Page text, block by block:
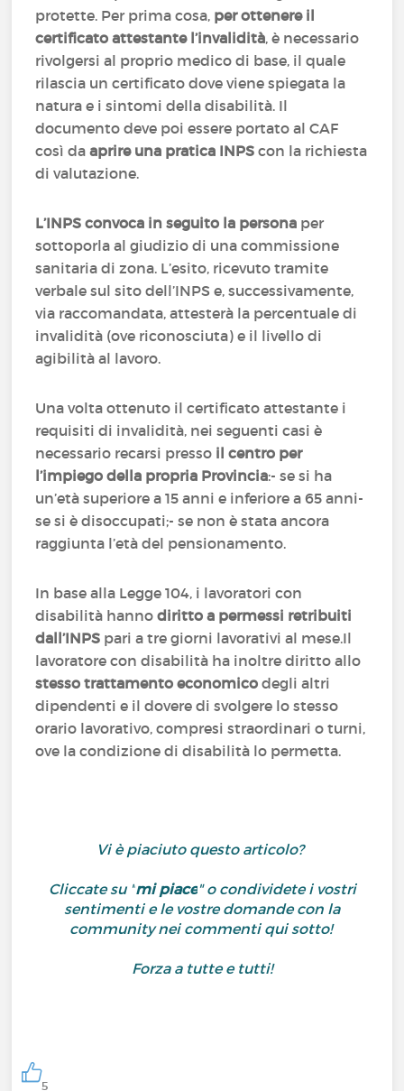
protette. Per prima cosa, per ottenere il
certificato attestante l’invalidità, è necessario
rivolgersi al proprio medico di base, il quale
rilascia un certificato dove viene spiegata la
natura e i sintomi della disabilità. Il
documento deve poi essere portato al CAF
così daaprire una pratica INPS con la richiesta
di valutazione.
L’INPS convoca in seguito la persona per
sottoporla al giudizio di una commissione
sanitaria di zona. L’esito, ricevuto tramite
verbale sul sito dell’INPS e, successivamente,
via raccomandata, attesterà la percentuale di
invalidità (ove riconosciuta) e il livello di
agibilità al lavoro.
Una volta ottenuto il certificato attestante i
requisiti di invalidità, nei seguenti casi è
necessario recarsi presso il centro per
l’impiego della propria Provincia:- se si ha
un’età superiore a 15 anni e inferiore a 65 anni-
se si è disoccupati;- se non è stata ancora
raggiunta l’età del pensionamento.
In base alla Legge 104, i lavoratori con
disabilità hannodiritto a permessi retribuiti
dall’INPS pari a tre giorni lavorativi al mese.Il
lavoratore con disabilità ha inoltre diritto allo
stesso trattamento economicodegli altri
dipendenti e il dovere di svolgere lo stesso
orario lavorativo, compresi straordinari o turni,
ove la condizione di disabilità lo permetta.
Vi è piaciuto questo articolo?
Cliccate su "mi piace" o condividete i vostri
sentimenti e le vostre domande con la
community nei commenti qui sotto!
Forza a tutte e tutti!
5